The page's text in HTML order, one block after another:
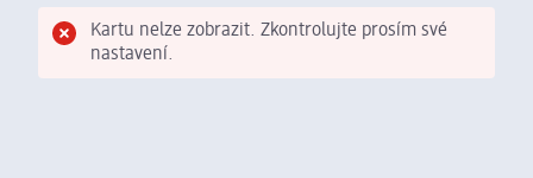
Kartu nelze zobrazit. Zkontrolujte prosím své
nastavení.